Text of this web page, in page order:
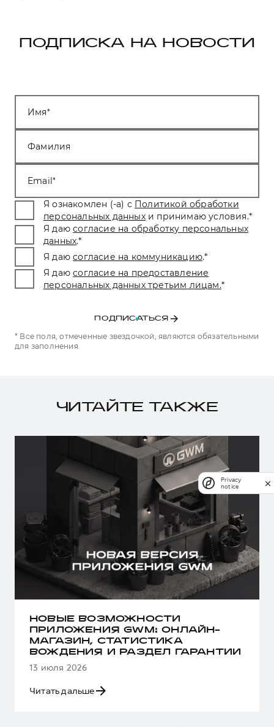
ПОДПИСКА НА НОВОСТИ
Имя
Фамилия
Email
Я ознакомлен (-а) с Политикой обработки
персональных данных и принимаю условия.*
Я даю согласие на обработку персональных
данных.*
Я даю согласие на коммуникацию.*
Я даю согласие на предоставление
персональных данных третьим лицам.*
ПОДПИСАТЬСЯ
* Все поля, отмеченные звездочкой, являются обязательными
для заполнения.
ЧИТАЙТЕ ТАКЖЕ
НОВЫЕ ВОЗМОЖНОСТИ
ПРИЛОЖЕНИЯ GWM: ОНЛАЙН-
МАГАЗИН, СТАТИСТИКА
ВОЖДЕНИЯ И РАЗДЕЛ ГАРАНТИИ
13 июля 2026
Читать дальше
Privacy
notice